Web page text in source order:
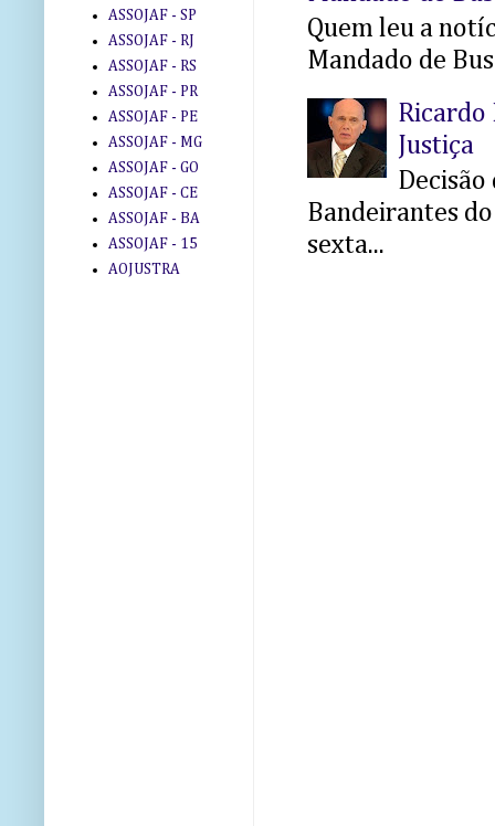
Quem leu a
Mandado de
Ricardo
Justiça
Decisão
Bandeirantes
sexta...
ASSOJAF - SP
ASSOJAF - RJ
ASSOJAF - RS
ASSOJAF - PR
ASSOJAF - PE
ASSOJAF - MG
ASSOJAF - GO
ASSOJAF - CE
ASSOJAF - BA
ASSOJAF - 15
AOJUSTRA